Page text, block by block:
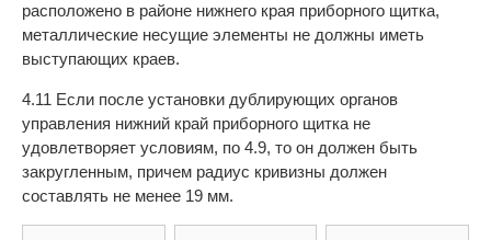
расположено в районе нижнего края приборного щитка,
металлические несущие элементы не должны иметь
выступающих краев.
4.11 Если после установки дублирующих органов
управления нижний край приборного щитка не
удовлетворяет условиям, по 4.9, то он должен быть
закругленным, причем радиус кривизны должен
составлять не менее 19 мм.